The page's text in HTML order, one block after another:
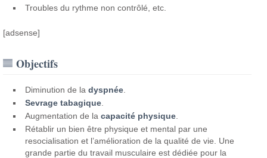
Troubles du rythme non contrôlé, etc.
[adsense]
Objectifs
Diminution de ladyspnée
Sevrage tabagique
Augmentation de lacapacité physique
Rétablir un bien être physique et mental par une
resocialisation et l’amélioration de la qualité de vie. Une
grande partie du travail musculaire est dédiée pour la